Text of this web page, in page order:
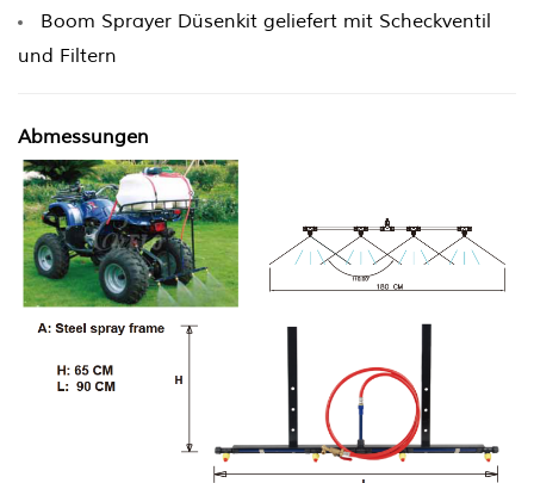
Boom Sprayer Düsenkit geliefert mit Scheckventil
und Filtern
Abmessungen